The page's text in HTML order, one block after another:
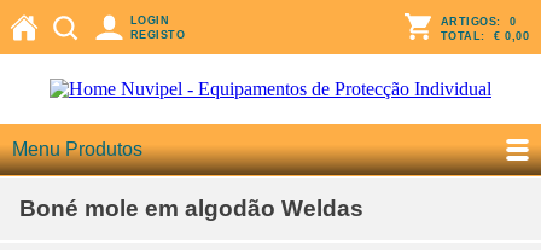
LOGIN
REGISTO
ARTIGOS: 0
TOTAL: € 0,00
Menu Produtos
Boné mole em algodão Weldas